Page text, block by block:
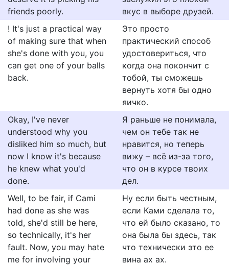
friends poorly.
вкус в выборе друзей.
! It's just a practical way
of making sure that when
she's done with you, you
can get one of your balls
back.
Это просто
практический способ
удостовериться, что
когда она покончит с
тобой, ты сможешь
вернуть хотя бы одно
яичко.
Okay, I've never
understood why you
disliked him so much, but
now I know it's because
he knew what you'd
done.
Я раньше не понимала,
чем он тебе так не
нравится, но теперь
вижу – всё из-за того,
что он в курсе твоих
дел.
Well, to be fair, if Cami
had done as she was
told, she'd still be here,
so technically, it's her
fault. Now, you may hate
me for involving your
Ну если быть честным,
если Ками сделала то,
что ей было сказано, то
она была бы здесь, так
что технически это ее
вина ах ах.